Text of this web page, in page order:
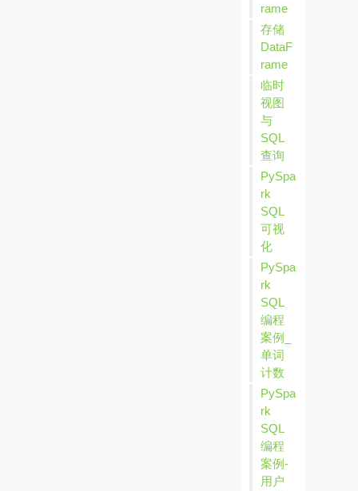
rame
存储
DataF
rame
临时
视图
与
SQL
查询
PySpa
rk
SQL
可视
化
PySpa
rk
SQL
编程
案例_
单词
计数
PySpa
rk
SQL
编程
案例-
用户